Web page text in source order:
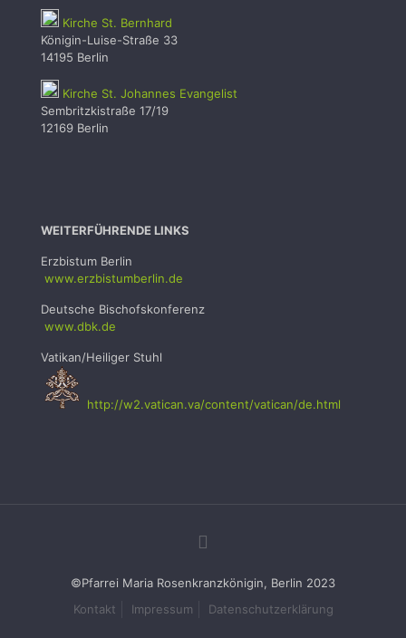
Kirche St. Bernhard
Königin-Luise-Straße 33
14195 Berlin
Kirche St. Johannes Evangelist
Sembritzkistraße 17/19
12169 Berlin
WEITERFÜHRENDE LINKS
Erzbistum Berlin
www.erzbistumberlin.de
Deutsche Bischofskonferenz
www.dbk.de
Vatikan/Heiliger Stuhl
http://w2.vatican.va/content/vatican/de.html
©Pfarrei Maria Rosenkranzkönigin, Berlin 2023
Kontakt
Impressum Datenschutzerklärung